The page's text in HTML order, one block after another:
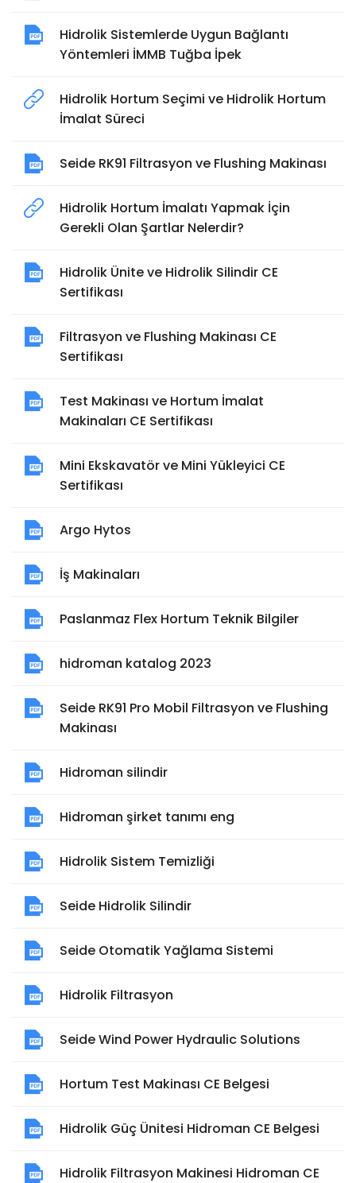
Hidrolik Sistemlerde Uygun Bağlantı
Yöntemleri İMMB Tuğba İpek
Hidrolik Hortum Seçimi ve Hidrolik Hortum
İmalat Süreci
Seide RK91 Filtrasyon ve Flushing Makinası
Hidrolik Hortum İmalatı Yapmak İçin
Gerekli Olan Şartlar Nelerdir?
Hidrolik Ünite ve Hidrolik Silindir CE
Sertifikası
Filtrasyon ve Flushing Makinası CE
Sertifikası
Test Makinası ve Hortum İmalat
Makinaları CE Sertifikası
Mini Ekskavatör ve Mini Yükleyici CE
Sertifikası
Argo Hytos
İş Makinaları
Paslanmaz Flex Hortum Teknik Bilgiler
hidroman katalog 2023
Seide RK91 Pro Mobil Filtrasyon ve Flushing
Makinası
Hidroman silindir
Hidroman şirket tanımı eng
Hidrolik Sistem Temizliği
Seide Hidrolik Silindir
Seide Otomatik Yağlama Sistemi
Hidrolik Filtrasyon
Seide Wind Power Hydraulic Solutions
Hortum Test Makinası CE Belgesi
Hidrolik Güç Ünitesi Hidroman CE Belgesi
Hidrolik Filtrasyon Makinesi Hidroman CE